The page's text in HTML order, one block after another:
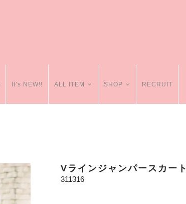
It’s NEW!! ALL ITEM SHOP RECRUIT
Vラインジャンパースカート
311316